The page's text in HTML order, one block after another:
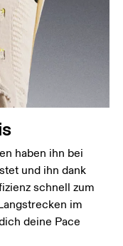
haben ihn bei
und ihn dank
schnell zum
im
deine Pace